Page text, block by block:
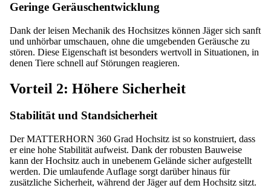
Geringe Geräuschentwicklung
Dank der leisen Mechanik des Hochsitzes können Jäger sich sanft
und unhörbar umschauen, ohne die umgebenden Geräusche zu
stören. Diese Eigenschaft ist besonders wertvoll in Situationen, in
denen Tiere schnell auf Störungen reagieren.
Vorteil 2: Höhere Sicherheit
Stabilität und Standsicherheit
Der MATTERHORN 360 Grad Hochsitz ist so konstruiert, dass
er eine hohe Stabilität aufweist. Dank der robusten Bauweise
kann der Hochsitz auch in unebenem Gelände sicher aufgestellt
werden. Die umlaufende Auflage sorgt darüber hinaus für
zusätzliche Sicherheit, während der Jäger auf dem Hochsitz sitzt.